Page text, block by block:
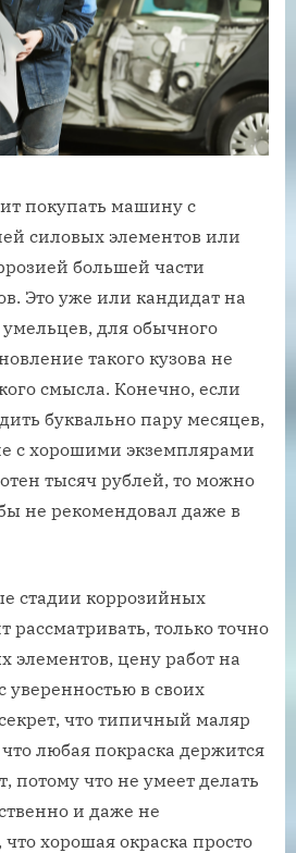
покупать машину с
силовых элементов или
большей части
Это уже или кандидат на
для обычного
такого кузова не
смысла. Конечно, если
буквально пару месяцев,
с хорошими экземплярами
тысяч рублей, то можно
не рекомендовал даже в
стадии коррозийных
рассматривать, только точно
элементов, цену работ на
уверенностью в своих
что типичный маляр
любая покраска держится
потому что не умеет делать
и даже не
что хорошая окраска просто